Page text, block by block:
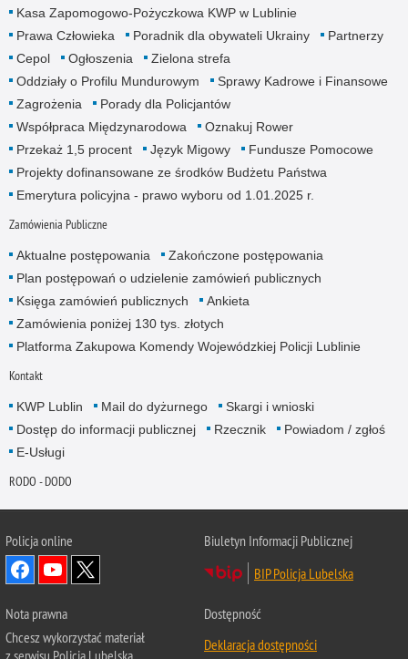
Kasa Zapomogowo-Pożyczkowa KWP w Lublinie
Prawa Człowieka
Poradnik dla obywateli Ukrainy
Partnerzy
Cepol
Ogłoszenia
Zielona strefa
Oddziały o Profilu Mundurowym
Sprawy Kadrowe i Finansowe
Zagrożenia
Porady dla Policjantów
Współpraca Międzynarodowa
Oznakuj Rower
Przekaż 1,5 procent
Język Migowy
Fundusze Pomocowe
Projekty dofinansowane ze środków Budżetu Państwa
Emerytura policyjna - prawo wyboru od 1.01.2025 r.
Zamówienia Publiczne
Aktualne postępowania
Zakończone postępowania
Plan postępowań o udzielenie zamówień publicznych
Księga zamówień publicznych
Ankieta
Zamówienia poniżej 130 tys. złotych
Platforma Zakupowa Komendy Wojewódzkiej Policji Lublinie
Kontakt
KWP Lublin Mail do dyżurnego
Skargi i wnioski
Dostęp do informacji publicznej
Rzecznik
Powiadom / zgłoś
E-Usługi
RODO - DODO
Policja online
Biuletyn Informacji Publicznej
BIP Policja Lubelska
Nota prawna
Chcesz wykorzystać materiał
Dostępność
Deklaracja dostępności